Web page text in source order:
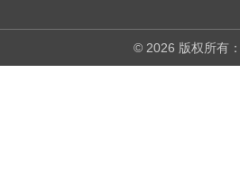
© 2026 版权所有